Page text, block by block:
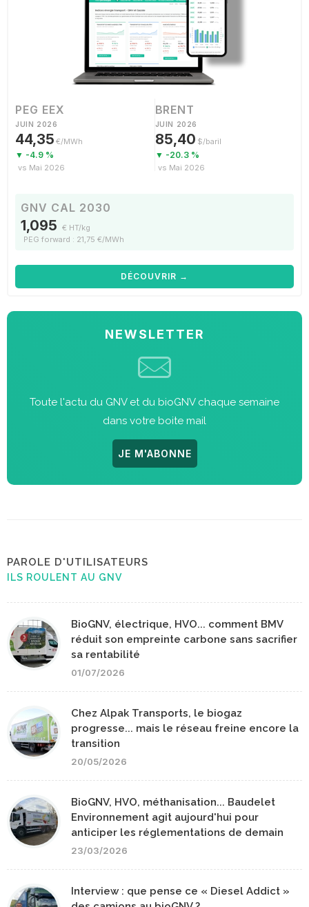
PEG EEX
JUIN 2026
44,35 €/MWh
▼ -4.9 %
vs Mai 2026
BRENT
JUIN 2026
85,40 $/baril
▼ -20.3 %
vs Mai 2026
GNV CAL 2030
1,095 € HT/kg
PEG forward : 21,75 €/MWh
DÉCOUVRIR →
NEWSLETTER
Toute l'actu du GNV et du bioGNV chaque semaine
dans votre boite mail
JE M'ABONNE
PAROLE D'UTILISATEURS
ILS ROULENT AU GNV
BioGNV, électrique, HVO... comment BMV
réduit son empreinte carbone sans sacrifier
sa rentabilité
01/07/2026
Chez Alpak Transports, le biogaz
progresse... mais le réseau freine encore la
transition
20/05/2026
BioGNV, HVO, méthanisation... Baudelet
Environnement agit aujourd'hui pour
anticiper les réglementations de demain
23/03/2026
Interview : que pense ce « Diesel Addict »